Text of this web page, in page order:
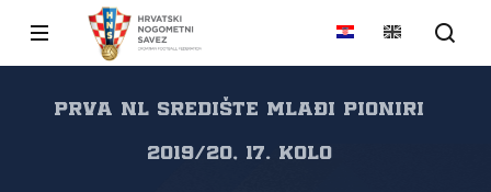
Prva NL Središte mlađi pioniri
2019/20, 17. kolo